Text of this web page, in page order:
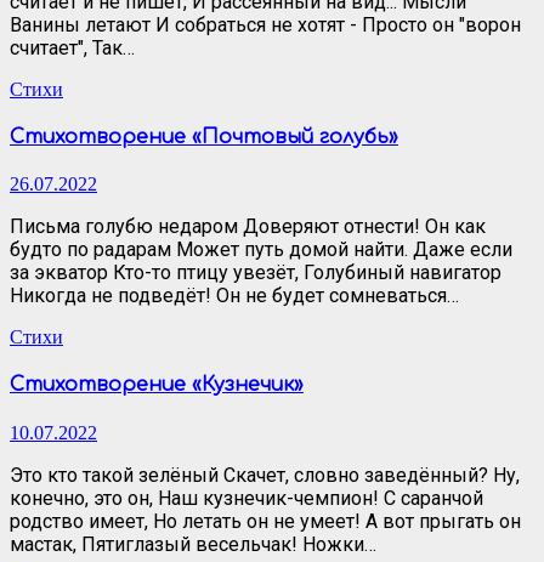
Ванины летают И собраться не хотят - Просто он "ворон
считает", Так…
Стихи
Стихотворение «Почтовый голубь»
26.07.2022
Письма голубю недаром Доверяют отнести! Он как
будто по радарам Может путь домой найти. Даже если
за экватор Кто-то птицу увезёт, Голубиный навигатор
Никогда не подведёт! Он не будет сомневаться…
Стихи
Стихотворение «Кузнечик»
10.07.2022
Это кто такой зелёный Скачет, словно заведённый? Ну,
конечно, это он, Наш кузнечик-чемпион! С саранчой
родство имеет, Но летать он не умеет! А вот прыгать он
мастак, Пятиглазый весельчак! Ножки…